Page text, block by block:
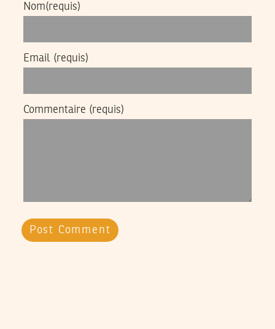
Nom(requis)
Email (requis)
Commentaire (requis)